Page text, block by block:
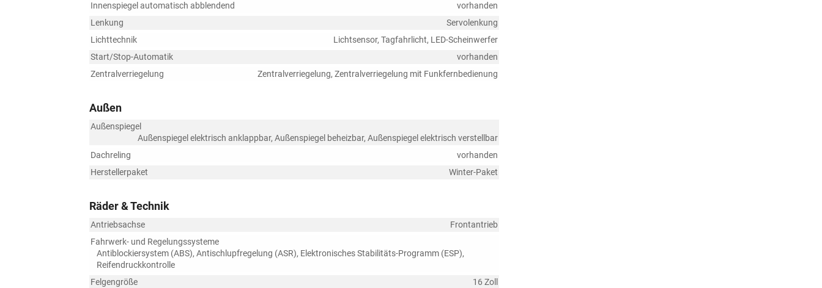
Innenspiegel automatisch abblendend
vorhanden
Lenkung
Servolenkung
Lichttechnik
Lichtsensor, Tagfahrlicht, LED-Scheinwerfer
Start/Stop-Automatik
vorhanden
Zentralverriegelung
Zentralverriegelung, Zentralverriegelung mit Funkfernbedienung
Außen
Außenspiegel
Außenspiegel elektrisch anklappbar, Außenspiegel beheizbar, Außenspiegel elektrisch verstellbar
Dachreling
vorhanden
Herstellerpaket
Winter-Paket
Räder & Technik
Antriebsachse
Frontantrieb
Fahrwerk- und Regelungssysteme
Antiblockiersystem (ABS), Antischlupfregelung (ASR), Elektronisches Stabilitäts-Programm (ESP),
Reifendruckkontrolle
Felgengröße
16 Zoll